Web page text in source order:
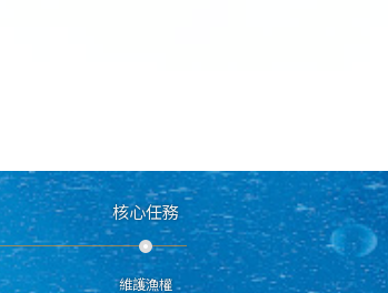
核心任務
維護漁權